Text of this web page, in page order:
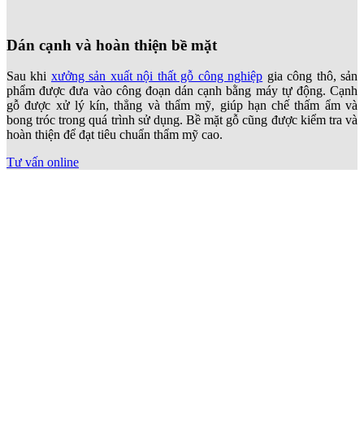
Dán cạnh và hoàn thiện bề mặt
Sau khi xưởng sản xuất nội thất gỗ công nghiệp gia công thô, sản
phẩm được đưa vào công đoạn dán cạnh bằng máy tự động. Cạnh
gỗ được xử lý kín, thẳng và thẩm mỹ, giúp hạn chế thấm ẩm và
bong tróc trong quá trình sử dụng. Bề mặt gỗ cũng được kiểm tra và
hoàn thiện để đạt tiêu chuẩn thẩm mỹ cao.
Tư vấn online